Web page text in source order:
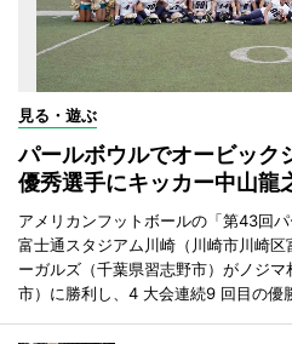
見る・遊ぶ
パールボウルでオービッ
優秀選手にキッカー中山龍
アメリカンフットボールの「第43回
富士通スタジアム川崎（川崎市川崎
ーガルズ（千葉県習志野市）がノジ
市）に勝利し、4 大会連続9 回目の優